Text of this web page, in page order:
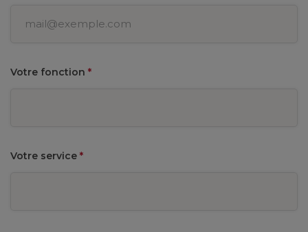
Votre fonction *
Votre service *